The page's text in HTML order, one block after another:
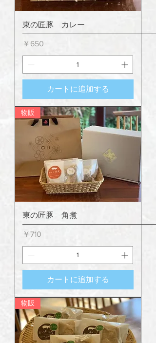
東の匠豚 カレー
価格
￥650
カートに追加する
物販
東の匠豚 角煮
価格
￥710
カートに追加する
物販